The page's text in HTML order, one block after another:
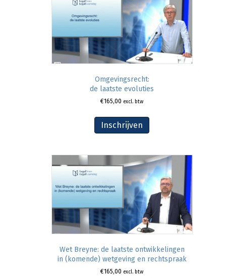
Omgevingsrecht:
de laatste evoluties
€165,00 excl. btw
Inschrijven
Wet Breyne: de laatste ontwikkelingen
in (komende) wetgeving en rechtspraak
€165,00 excl. btw